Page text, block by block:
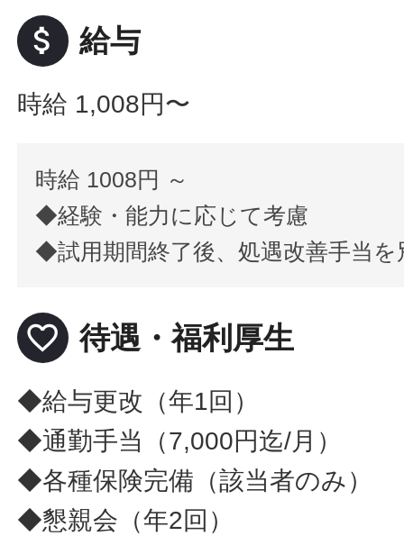
attach_money 給与
時給 1,008円〜
時給 1008円 ～
◆経験・能力に応じて考慮
◆試用期間終了後、処遇改善手当を
favorite_border 待遇・福利厚生
◆給与更改（年1回）
◆通勤手当（7,000円迄/月）
◆各種保険完備（該当者のみ）
◆懇親会（年2回）